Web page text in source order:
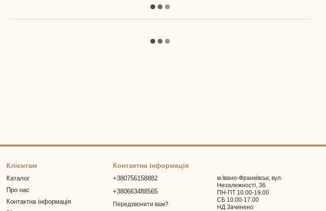
Клієнтам
Каталог
Про нас
Контактна інформація
Контактна інформація
+380756158882
+380663488565
Передзвонити вам?
м.Івано-Франківськ, вул.
Незалежності, 36
ПН-ПТ 10.00-19.00
СБ 10.00-17.00
НД Зачинено